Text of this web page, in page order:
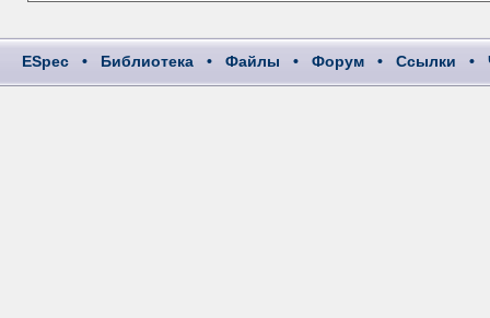
ESpec • Библиотека • Файлы • Форум • Ссылки •